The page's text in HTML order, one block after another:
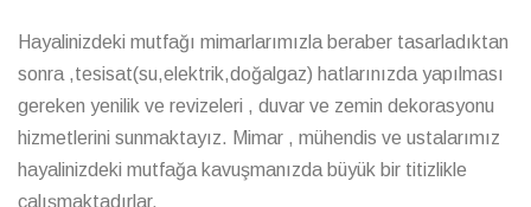
Hayalinizdeki mutfağı mimarlarımızla beraber tasarladıktan
sonra ,tesisat(su,elektrik,doğalgaz) hatlarınızda yapılması
gereken yenilik ve revizeleri , duvar ve zemin dekorasyonu
hizmetlerini sunmaktayız. Mimar , mühendis ve ustalarımız
hayalinizdeki mutfağa kavuşmanızda büyük bir titizlikle
çalışmaktadırlar.